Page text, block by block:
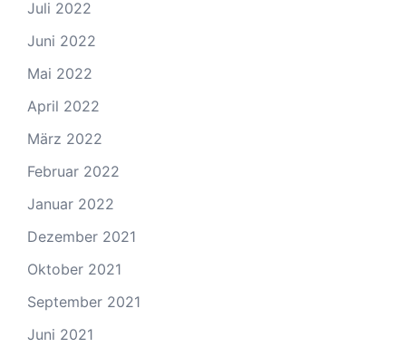
Juli 2022
Juni 2022
Mai 2022
April 2022
März 2022
Februar 2022
Januar 2022
Dezember 2021
Oktober 2021
September 2021
Juni 2021